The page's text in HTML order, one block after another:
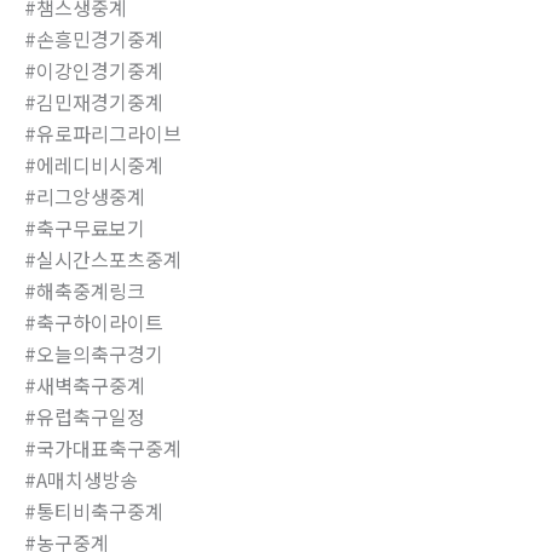
#챔스생중계
#손흥민경기중계
#이강인경기중계
#김민재경기중계
#유로파리그라이브
#에레디비시중계
#리그앙생중계
#축구무료보기
#실시간스포츠중계
#해축중계링크
#축구하이라이트
#오늘의축구경기
#새벽축구중계
#유럽축구일정
#국가대표축구중계
#A매치생방송
#통티비축구중계
#농구중계